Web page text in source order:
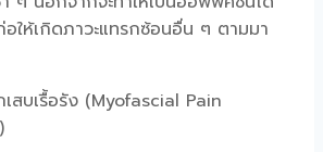
ให้เกิดภาวะแทรกซ้อนอื่น ๆ ตามมา
สบเรื้อรัง (Myofascial Pain